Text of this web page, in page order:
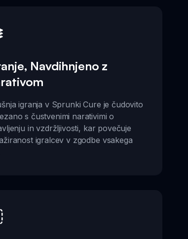
Navdihnjeno z
igranja v Sprunki Cure je čudovito
s čustvenimi narativimi o
in vzdržljivosti, kar povečuje
igralcev v zgodbe vsakega